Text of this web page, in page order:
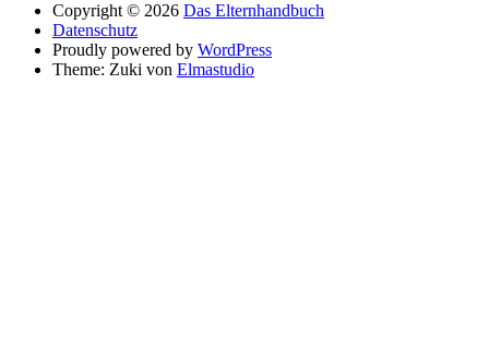
Copyright © 2026 Das Elternhandbuch
Datenschutz
Proudly powered by WordPress
Theme: Zuki von Elmastudio